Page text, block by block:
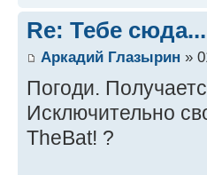
Re: Тебе сюда...
Аркадий Глазырин »
Погоди.
Исключительно
TheBat! ?